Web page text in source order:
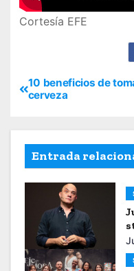
Cortesía EFE
10 beneficios de
cerveza
Entrada